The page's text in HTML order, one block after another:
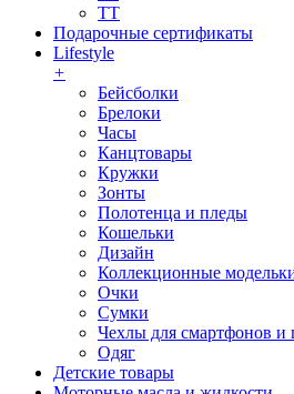
TT
Подарочные сертификаты
Lifestyle
+
Бейсболки
Брелоки
Часы
Канцтовары
Кружки
Зонты
Полотенца и пледы
Кошельки
Дизайн
Коллекционные
Очки
Сумки
Чехлы для смартфонов и
Одяг
Детские товары